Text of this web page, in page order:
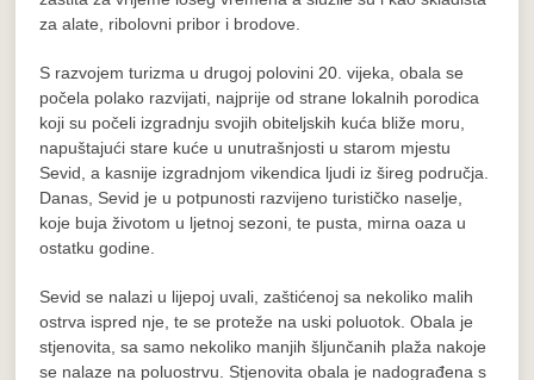
za alate, ribolovni pribor i brodove.
S razvojem turizma u drugoj polovini 20. vijeka, obala se
počela polako razvijati, najprije od strane lokalnih porodica
koji su počeli izgradnju svojih obiteljskih kuća bliže moru,
napuštajući stare kuće u unutrašnjosti u starom mjestu
Sevid, a kasnije izgradnjom vikendica ljudi iz šireg područja.
Danas, Sevid je u potpunosti razvijeno turističko naselje,
koje buja životom u ljetnoj sezoni, te pusta, mirna oaza u
ostatku godine.
Sevid se nalazi u lijepoj uvali, zaštićenoj sa nekoliko malih
ostrva ispred nje, te se proteže na uski poluotok. Obala je
stjenovita, sa samo nekoliko manjih šljunčanih plaža nakoje
se nalaze na poluostrvu. Stjenovita obala je nadograđena s